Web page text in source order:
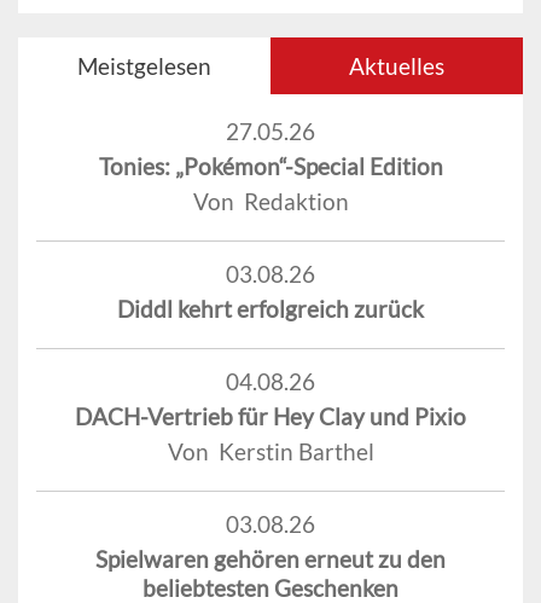
Meistgelesen Aktuelles
27.05.26
Tonies: „Pokémon“-Special Edition
Von Redaktion
03.08.26
Diddl kehrt erfolgreich zurück
04.08.26
DACH-Vertrieb für Hey Clay und Pixio
Von Kerstin Barthel
03.08.26
Spielwaren gehören erneut zu den
beliebtesten Geschenken